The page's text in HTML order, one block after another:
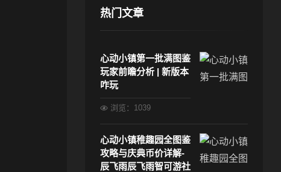
热门文章
心动小镇第一批满图鉴
玩家前瞻分析 | 新版本
咋玩
浏览：1039
心动小镇稚趣园全图鉴
攻略与庆典币价详解-
辰飞雨辰飞雨智可游社